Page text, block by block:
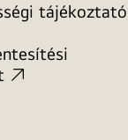
tájékoztató